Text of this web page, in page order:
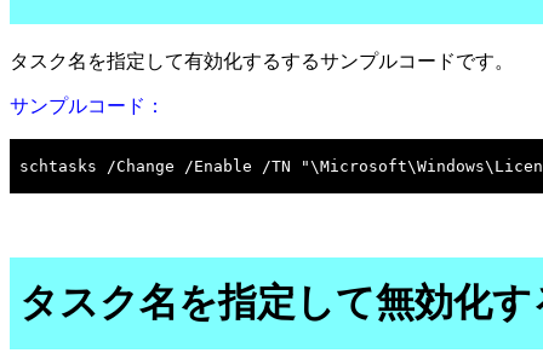
タスク名を指定して有効化するするサンプルコードです。
サンプルコード：
タスク名を指定して無効化す